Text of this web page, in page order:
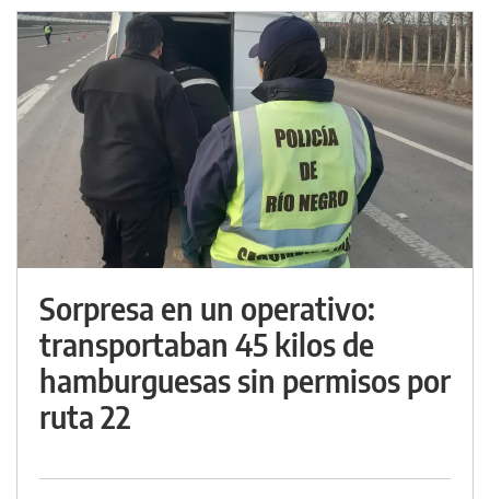
Sorpresa en un operativo:
transportaban 45 kilos de
hamburguesas sin permisos por
ruta 22